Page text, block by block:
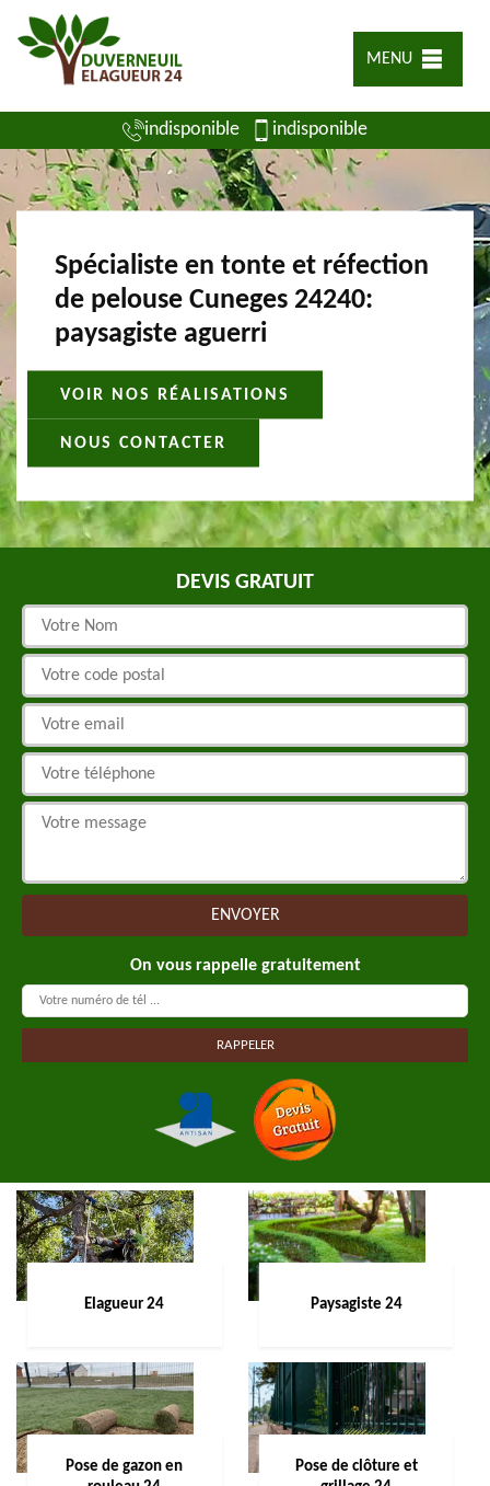
MENU
indisponible indisponible
Spécialiste en tonte et réfection
de pelouse Cuneges 24240:
paysagiste aguerri
VOIR NOS RÉALISATIONS
NOUS CONTACTER
DEVIS GRATUIT
On vous rappelle gratuitement
Elagueur 24 Paysagiste 24
Pose de gazon en
Pose de clôture et